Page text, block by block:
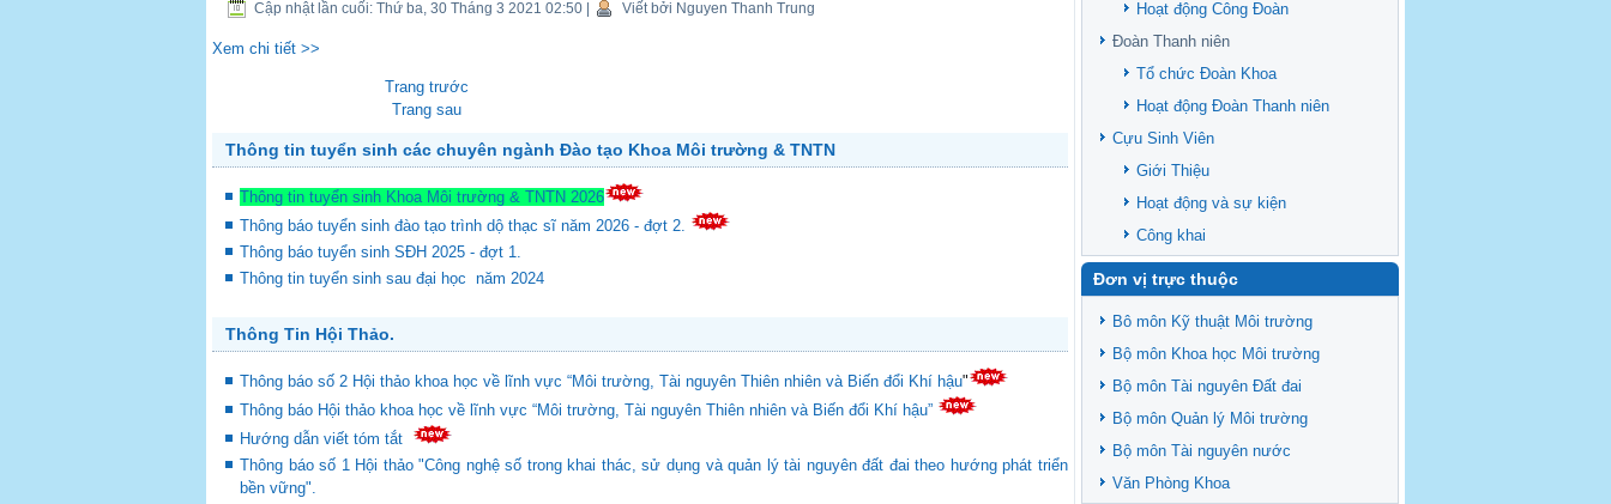
Cập nhật lần cuối: Thứ ba, 30 Tháng 3 2021 02:50 Viết bởi Nguyen Thanh Trung
Xem chi tiết >>
Trang trước
Trang sau
Thông tin tuyển sinh các chuyên ngành Đào tạo Khoa Môi trường & TNTN
Thông tin tuyển sinh Khoa Môi trường & TNTN 2026
Thông báo tuyển sinh đào tạo trình dộ thạc sĩ năm 2026 - đợt 2.
Thông báo tuyển sinh SĐH 2025 - đợt 1.
Thông tin tuyển sinh sau đại học năm 2024
Thông Tin Hội Thảo.
Thông báo số 2 Hội thảo khoa học về lĩnh vực “Môi trường, Tài nguyên Thiên nhiên và Biến đổi Khí hậu"
Thông báo Hội thảo khoa học về lĩnh vực “Môi trường, Tài nguyên Thiên nhiên và Biến đổi Khí hậu”
Hướng dẫn viết tóm tắt
Thông báo số 1 Hội thảo "Công nghệ số trong khai thác, sử dụng và quản lý tài nguyên đất đai theo hướng phát triển
bền vững".
systems in the Vietnamese upstream
Văn bản - Quy định
Ban chấp hành Đảng bộ khoa
Hoạt động Công Đoàn
Đoàn Thanh niên
Tổ chức Đoàn Khoa
Hoạt động Đoàn Thanh niên
Cựu Sinh Viên
Giới Thiệu
Hoạt động và sự kiện
Công khai
Đơn vị trực thuộc
Bô môn Kỹ thuật Môi trường
Bộ môn Khoa học Môi trường
Bộ môn Tài nguyên Đất đai
Bộ môn Quản lý Môi trường
Bộ môn Tài nguyên nước
Văn Phòng Khoa